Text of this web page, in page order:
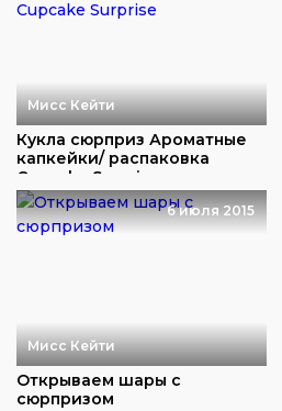
Мисс Кейти
Кукла сюрприз Ароматные
капкейки/ распаковка
Cupcake Surpris...
6 июля 2015
Мисс Кейти
Открываем шары с
сюрпризом